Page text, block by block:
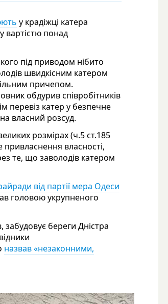
у крадіжці катера
вартістю понад
під приводом нібито
швидкісним катером
причепом.
обдурив співробітників
перевіз катер у безпечне
власний розсуд.
розмірах (ч.5 ст.185
власності,
те, що заволодів катером
від партії мера Одеси
головою укрупненого
береги Дністра
назвав «незаконними,